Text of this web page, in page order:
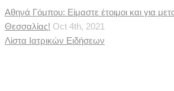
Αθηνά Γόμπου: Είμαστε έτοιμοι και για
Θεσσαλίας! Oct 4th, 2021
Λίστα Ιατρικών Ειδήσεων